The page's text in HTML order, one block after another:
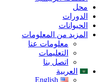
محل
الدورات
الحيوانات
المزيد من المعلومات
معلومات عنا
التعليمات
اتصل بنا
العربية
English